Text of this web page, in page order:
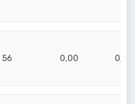
56 0,00 0,00